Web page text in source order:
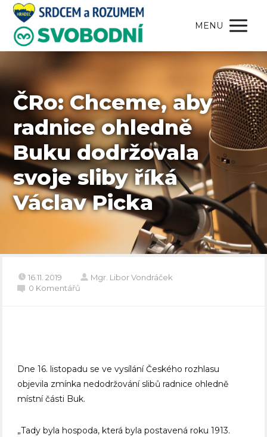
MENU
ČRo: Chceme, aby
radnice ohledně
Buku dodržovala
svoje sliby říká
Václav Picka
16.11. 2019
Mgr. Libor Vondráček
0 Komentářů
Dne 16. listopadu se ve vysílání Českého rozhlasu
objevila zmínka nedodržování slibů radnice ohledně
místní části Buk.
„Tady byla hospoda, která byla postavená roku 1913.